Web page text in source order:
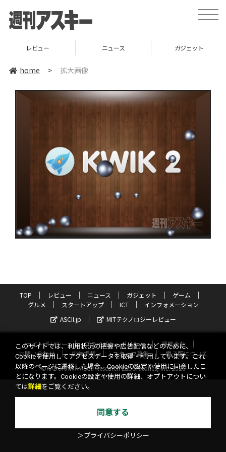
toggle
レビュー ニュース ガジェット
home > 拡大画像
TOP レビュー ニュース ガジェット
ゲーム
グルメ
スタートアップ ICT
インフォメーション
ASCII.jp
MITテクノロジーレビュー
サイトポリシー プライバシーポリシー
運営会社
お問い合わせ
広告掲載 スタッフ募集
電子版について
©KADOKAWA ASCII Research Laboratories, Inc. 2026
このサイトでは、利用状況の把握や広告配信などのために、
Cookieを使用してアクセスデータを取得・利用しています。これ
以降のページに遷移した場合、Cookieの設定や使用に同意したこ
とになります。Cookieの設定や使用の詳細、オプトアウトについ
ては詳細 をご覧ください。
同意する
＞プライバシーポリシー